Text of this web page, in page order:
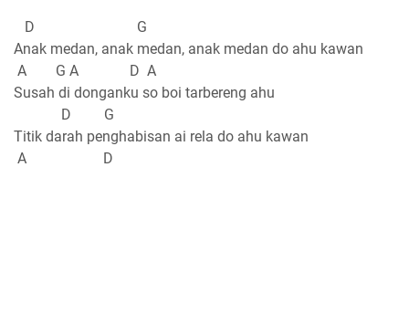
D G
Anak medan, anak medan, anak medan do ahu kawan
A G A D A
Susah di donganku so boi tarbereng ahu
D G
Titik darah penghabisan ai rela do ahu kawan
A D